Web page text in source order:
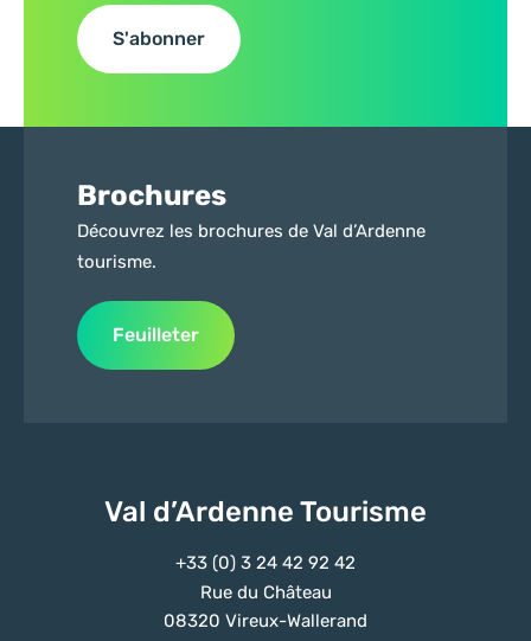
S'abonner
Brochures
Découvrez les brochures de Val d’Ardenne
tourisme.
Feuilleter
Val d’Ardenne Tourisme
+33 (0) 3 24 42 92 42
Rue du Château
08320 Vireux-Wallerand